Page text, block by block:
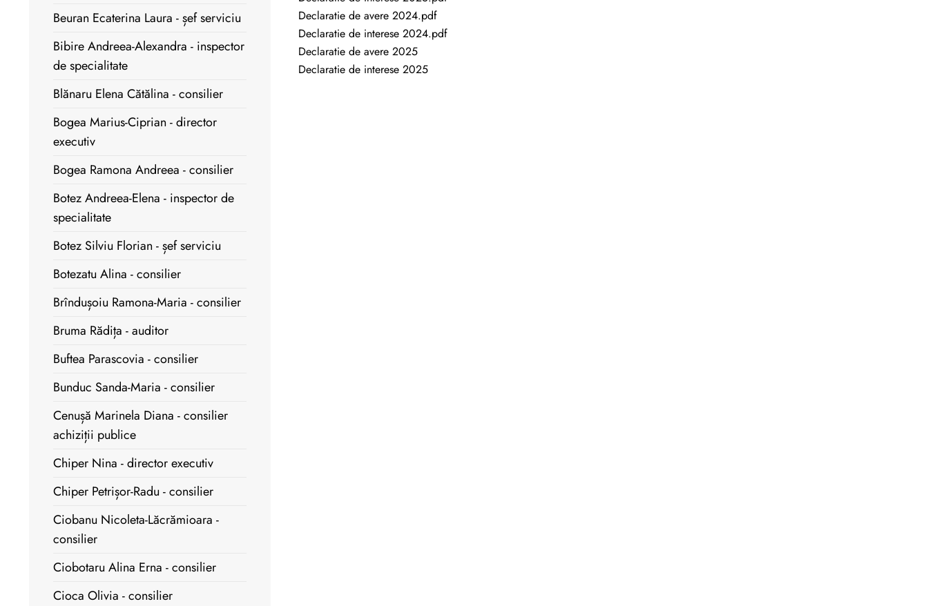
Declaratie de avere 2024.pdf
Declaratie de interese 2024.pdf
Declaratie de avere 2025
Declaratie de interese 2025
Beuran Ecaterina Laura - șef serviciu
Bibire Andreea-Alexandra - inspector
de specialitate
Blănaru Elena Cătălina - consilier
Bogea Marius-Ciprian - director
executiv
Bogea Ramona Andreea - consilier
Botez Andreea-Elena - inspector de
specialitate
Botez Silviu Florian - șef serviciu
Botezatu Alina - consilier
Brîndușoiu Ramona-Maria - consilier
Bruma Rădița - auditor
Buftea Parascovia - consilier
Bunduc Sanda-Maria - consilier
Cenușă Marinela Diana - consilier
achiziții publice
Chiper Nina - director executiv
Chiper Petrișor-Radu - consilier
Ciobanu Nicoleta-Lăcrămioara -
consilier
Ciobotaru Alina Erna - consilier
Cioca Olivia - consilier